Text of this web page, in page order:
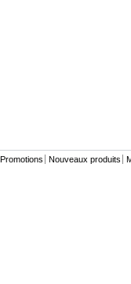
Promotions Nouveaux produits